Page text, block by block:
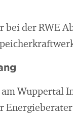
bei der RWE
am Wuppertal